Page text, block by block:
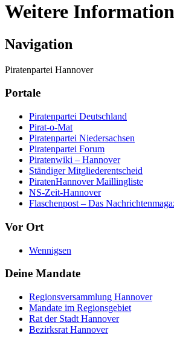
Weitere
Navigation
Piratenpartei Hannover
Portale
Piratenpartei Deutschland
Pirat-o-Mat
Piratenpartei Niedersachsen
Piratenpartei Forum
Piratenwiki – Hannover
Ständiger Mitgliederentscheid
PiratenHannover Maillingliste
NS-Zeit-Hannover
Flaschenpost – Das
Vor Ort
Wennigsen
Deine Mandate
Regionsversammlung Hannover
Mandate im Regionsgebiet
Rat der Stadt Hannover
Bezirksrat Hannover